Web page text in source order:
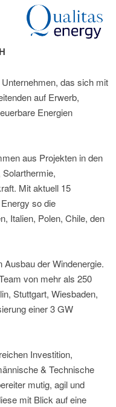
das sich mit
auf Erwerb,
Energien
aus Projekten in den
Mit aktuell 15
so die
Italien, Polen, Chile, den
Ausbau der Windenergie.
von mehr als 250
Stuttgart, Wiesbaden,
einer 3 GW
Investition,
& Technische
mutig, agil und
mit Blick auf eine